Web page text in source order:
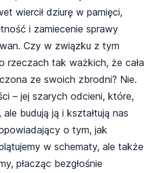
wiercił dziurę w pamięci,
i zamiecenie sprawy
Czy w związku z tym
rzeczach tak ważkich, że cała
ze swoich zbrodni? Nie.
– jej szarych odcieni, które,
budują ją i kształtują nas
o tym, jak
w schematy, ale także
płacząc bezgłośnie